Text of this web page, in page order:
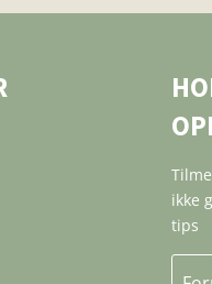
ikke
tips